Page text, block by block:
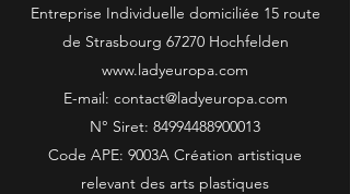
Entreprise Individuelle domiciliée 15 route
de Strasbourg 67270 Hochfelden
www.ladyeuropa.com
E-mail: contact@ladyeuropa.com
N° Siret: 84994488900013
Code APE: 9003A Création artistique
relevant des arts plastiques